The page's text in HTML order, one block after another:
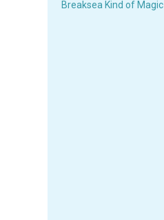
Breaksea Kind of Magic